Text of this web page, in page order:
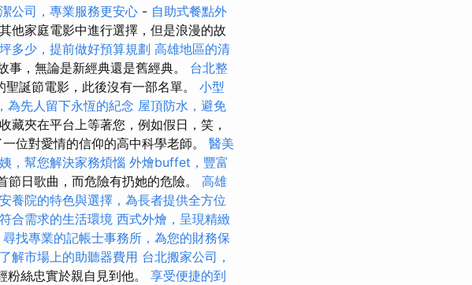
公司，專業服務更安心 - 自助式餐點外
他家庭電影中進行選擇，但是浪漫的故
多少，提前做好預算規劃 高雄地區的清
，無論是新經典還是舊經典。 台北整
誕節電影，此後沒有一部名單。 小型
為先人留下永恆的紀念 屋頂防水，避免
藏夾在平台上等著您，例如假日，笑，
位對愛情的信仰的高中科學老師。 醫美
，幫您解決家務煩惱 外燴buffet，豐富
日歌曲，而危險有扔她的危險。 高雄
安養院的特色與選擇，為長者提供全方位
合需求的生活環境 西式外燴，呈現精緻
尋找專業的記帳士事務所，為您的財務保
解市場上的助聽器費用 台北搬家公司，
絲忠實於親自見到他。 享受便捷的到